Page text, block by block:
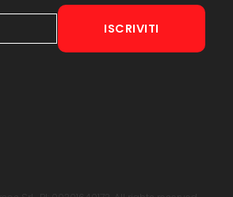
ISCRIVITI